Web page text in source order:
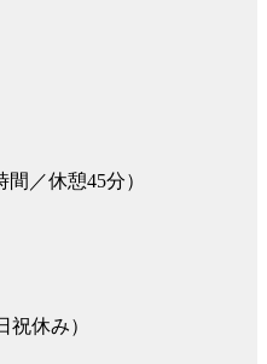
間／休憩45分）
祝休み）